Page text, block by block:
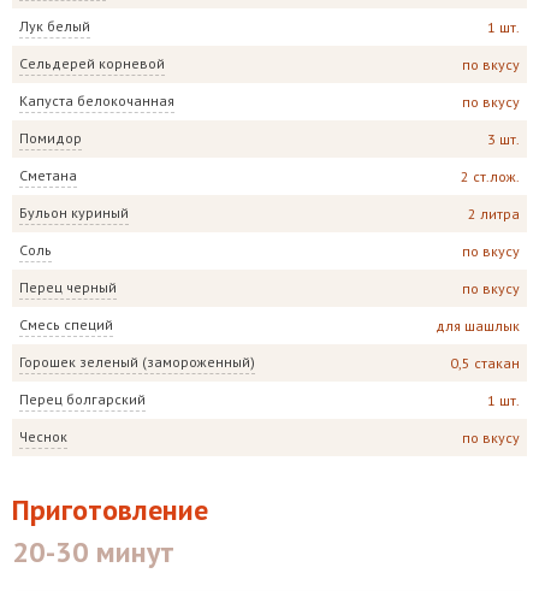
Лук белый 1 шт.
Сельдерей корневой по вкусу
Капуста белокочанная по вкусу
Помидор 3 шт.
Сметана 2 ст.лож.
Бульон куриный 2 литра
Соль по вкусу
Перец черный по вкусу
Смесь специй для шашлык
Горошек зеленый (замороженный) 0,5 стакан
Перец болгарский 1 шт.
Чеснок по вкусу
Приготовление
20-30 минут